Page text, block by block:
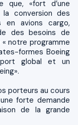
que, «fort d’une
conversion des
en avions cargo,
des besoins de
notre programme
formes Boeing
global et un
porteurs au cours
forte demande
de la grande